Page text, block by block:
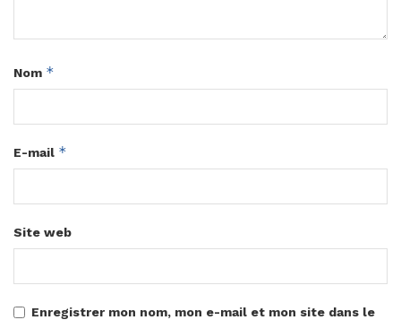
Nom *
E-mail *
Site web
Enregistrer mon nom, mon e-mail et mon site dans le